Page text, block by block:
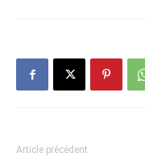
Article précédent